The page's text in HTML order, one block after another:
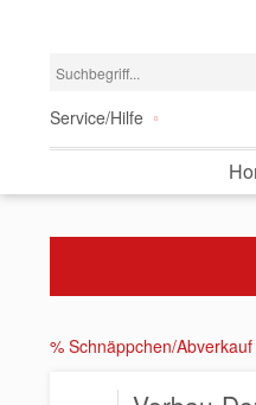
Service/Hilfe
% Schnäppchen/Abverkauf